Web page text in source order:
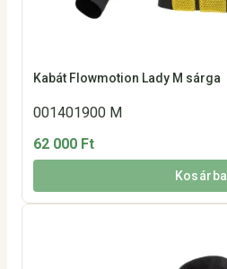
Kabát Flowmotion Lady M sárga
001401900 M
62 000 Ft
Kosárba